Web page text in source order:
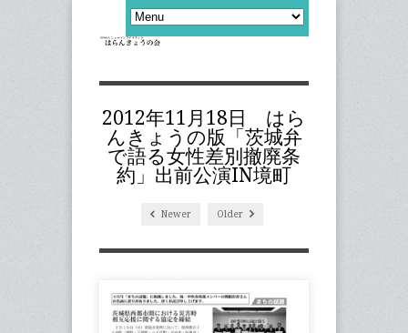
2012年11月18日 はら
んきょうの版「茨城弁
で語る女性差別撤廃条
約」出前公演IN境町
Newer Older